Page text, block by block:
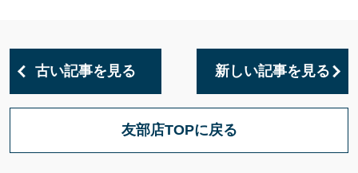
古い記事を見る 新しい記事を見る
友部店TOPに戻る